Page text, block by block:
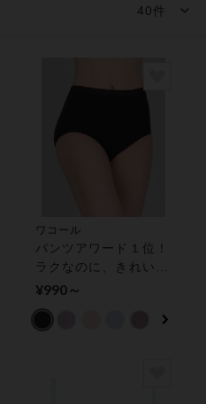
ワコール
パンツアワード１位！
ラクなのに、きれいに
ととのうディアヒップ
¥990～